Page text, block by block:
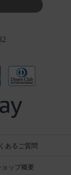
あるご質問
ョップ概要